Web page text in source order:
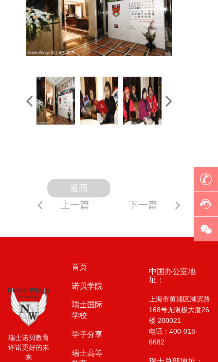
返回
上一篇 下一篇
瑞士诺贝教育
许诺更好的未
来
首页
诺贝学院
瑞士国际
学校
学子分享
瑞士高等
中国办公室地
址：
上海市黄浦区湖滨路
168号无限极大厦26
楼 200021
电话：400-018-
6682